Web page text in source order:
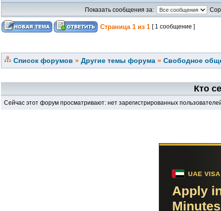
Показать сообщения за:
Страница 1 из 1 [ 1 сообщение ]
Список форумов » Другие темы форума » Свободное
Кто
Сейчас этот форум просматривают: нет зарегистрированных